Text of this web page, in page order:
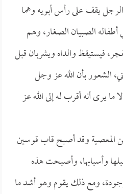
يقف على رأس أبويه وهما
أطفاله الصبيان الصغار، وهم
فيستيقظ والداه ويشربان قبل
الشعور بأن الله عز وجل
يرى أنه أقرب له إلى الله عز
المعصية وقد أصبح قاب قوسين
وأسبابها، وأصبحت هذه
ومع ذلك يقوم وهو أشد ما